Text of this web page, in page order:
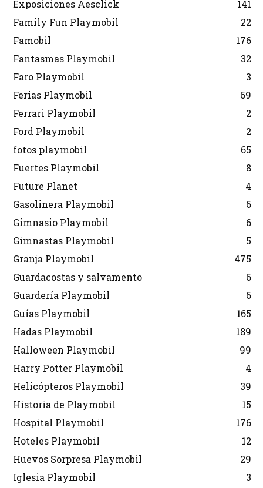
Exposiciones Aesclick
141
Family Fun Playmobil
22
Famobil
176
Fantasmas Playmobil
32
Faro Playmobil
3
Ferias Playmobil
69
Ferrari Playmobil
2
Ford Playmobil
2
fotos playmobil
65
Fuertes Playmobil
8
Future Planet
4
Gasolinera Playmobil
6
Gimnasio Playmobil
6
Gimnastas Playmobil
5
Granja Playmobil
475
Guardacostas y salvamento
6
Guardería Playmobil
6
Guías Playmobil
165
Hadas Playmobil
189
Halloween Playmobil
99
Harry Potter Playmobil
4
Helicópteros Playmobil
39
Historia de Playmobil
15
Hospital Playmobil
176
Hoteles Playmobil
12
Huevos Sorpresa Playmobil
29
Iglesia Playmobil
3